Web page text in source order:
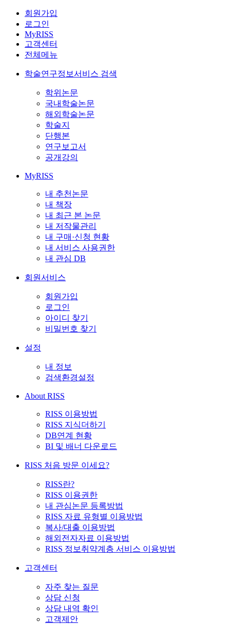
회원가입
로그인
MyRISS
고객센터
전체메뉴
학술연구정보서비스 검색
학위논문
국내학술논문
해외학술논문
학술지
단행본
연구보고서
공개강의
MyRISS
내 추천논문
내 책장
내 최근 본 논문
내 저작물관리
내 구매·신청 현황
내 서비스 사용권한
내 관심 DB
회원서비스
회원가입
로그인
아이디 찾기
비밀번호 찾기
설정
내 정보
검색환경설정
About RISS
RISS 이용방법
RISS 지식더하기
DB연계 현황
BI 및 배너 다운로드
RISS 처음 방문 이세요?
RISS란?
RISS 이용권한
내 관심논문 등록방법
RISS 자료 유형별 이용방법
복사/대출 이용방법
해외전자자료 이용방법
RISS 정보취약계층 서비스 이용방법
고객센터
자주 찾는 질문
상담 신청
상담 내역 확인
고객제안